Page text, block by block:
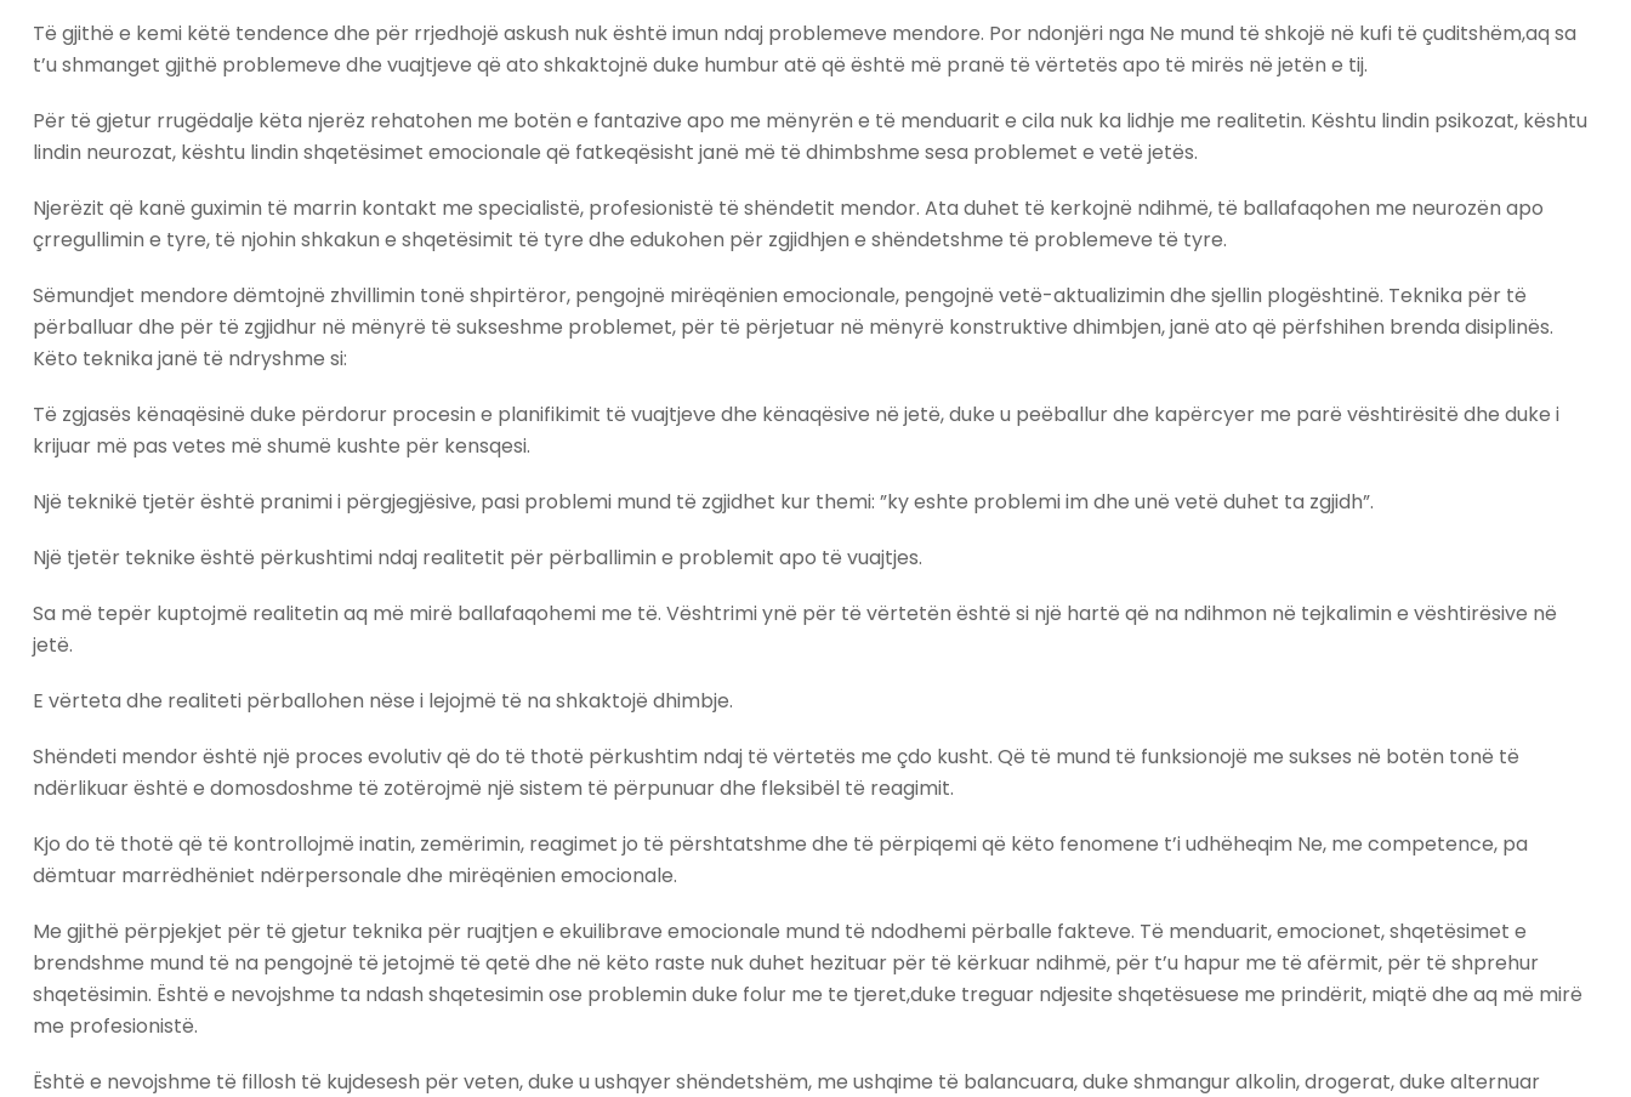
Të gjithë e kemi këtë tendence dhe për rrjedhojë askush nuk është imun ndaj problemeve mendore. Por ndonjëri nga Ne mund të shkojë në kufi të çuditshëm,aq sa
t’u shmanget gjithë problemeve dhe vuajtjeve që ato shkaktojnë duke humbur atë që është më pranë të vërtetës apo të mirës në jetën e tij.
Për të gjetur rrugëdalje këta njerëz rehatohen me botën e fantazive apo me mënyrën e të menduarit e cila nuk ka lidhje me realitetin. Kështu lindin psikozat, kështu
lindin neurozat, kështu lindin shqetësimet emocionale që fatkeqësisht janë më të dhimbshme sesa problemet e vetë jetës.
Njerëzit që kanë guximin të marrin kontakt me specialistë, profesionistë të shëndetit mendor. Ata duhet të kerkojnë ndihmë, të ballafaqohen me neurozën apo
çrregullimin e tyre, të njohin shkakun e shqetësimit të tyre dhe edukohen për zgjidhjen e shëndetshme të problemeve të tyre.
Sëmundjet mendore dëmtojnë zhvillimin tonë shpirtëror, pengojnë mirëqënien emocionale, pengojnë vetë-aktualizimin dhe sjellin plogështinë. Teknika për të
përballuar dhe për të zgjidhur në mënyrë të sukseshme problemet, për të përjetuar në mënyrë konstruktive dhimbjen, janë ato që përfshihen brenda disiplinës.
Këto teknika janë të ndryshme si:
Të zgjasës kënaqësinë duke përdorur procesin e planifikimit të vuajtjeve dhe kënaqësive në jetë, duke u peëballur dhe kapërcyer me parë vështirësitë dhe duke i
krijuar më pas vetes më shumë kushte për kensqesi.
Një teknikë tjetër është pranimi i përgjegjësive, pasi problemi mund të zgjidhet kur themi: ”ky eshte problemi im dhe unë vetë duhet ta zgjidh”.
Një tjetër teknike është përkushtimi ndaj realitetit për përballimin e problemit apo të vuajtjes.
Sa më tepër kuptojmë realitetin aq më mirë ballafaqohemi me të. Vështrimi ynë për të vërtetën është si një hartë që na ndihmon në tejkalimin e vështirësive në
jetë.
E vërteta dhe realiteti përballohen nëse i lejojmë të na shkaktojë dhimbje.
Shëndeti mendor është një proces evolutiv që do të thotë përkushtim ndaj të vërtetës me çdo kusht. Që të mund të funksionojë me sukses në botën tonë të
ndërlikuar është e domosdoshme të zotërojmë një sistem të përpunuar dhe fleksibël të reagimit.
Kjo do të thotë që të kontrollojmë inatin, zemërimin, reagimet jo të përshtatshme dhe të përpiqemi që këto fenomene t’i udhëheqim Ne, me competence, pa
dëmtuar marrëdhëniet ndërpersonale dhe mirëqënien emocionale.
Me gjithë përpjekjet për të gjetur teknika për ruajtjen e ekuilibrave emocionale mund të ndodhemi përballe fakteve. Të menduarit, emocionet, shqetësimet e
brendshme mund të na pengojnë të jetojmë të qetë dhe në këto raste nuk duhet hezituar për të kërkuar ndihmë, për t’u hapur me të afërmit, për të shprehur
shqetësimin. Është e nevojshme ta ndash shqetesimin ose problemin duke folur me te tjeret,duke treguar ndjesite shqetësuese me prindërit, miqtë dhe aq më mirë
me profesionistë.
Është e nevojshme të fillosh të kujdesesh për veten, duke u ushqyer shëndetshëm, me ushqime të balancuara, duke shmangur alkolin, drogerat, duke alternuar